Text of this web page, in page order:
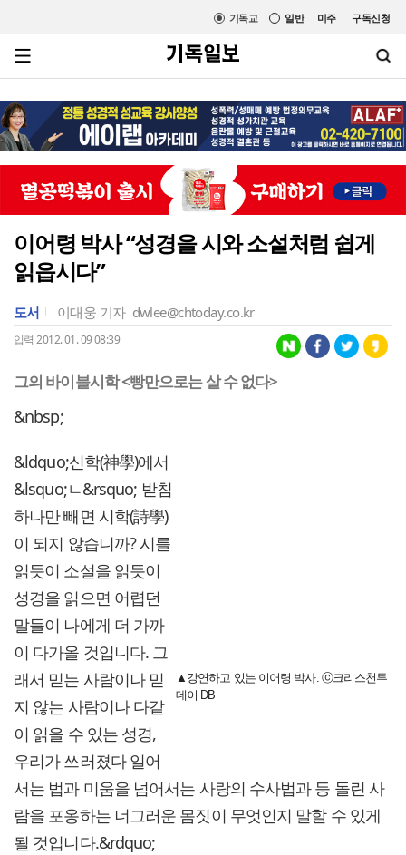
미주 구독신청
일반
기독교
이어령 박사 “성경을 시와 소설처럼 쉽게
읽읍시다”
도서 이대웅 기자 dwlee@chtoday.co.kr
입력 2012. 01. 09 08:39
그의 바이블시학 <빵만으로는 살 수 없다>
&nbsp;
▲강연하고 있는 이어령 박사. ⓒ크리스천투
데이 DB
&ldquo;신학(神學)에서
&lsquo;ㄴ&rsquo; 받침
하나만 빼면 시학(詩學)
이 되지 않습니까? 시를
읽듯이 소설을 읽듯이
성경을 읽으면 어렵던
말들이 나에게 더 가까
이 다가올 것입니다. 그
래서 믿는 사람이나 믿
지 않는 사람이나 다같
이 읽을 수 있는 성경,
우리가 쓰러졌다 일어
서는 법과 미움을 넘어서는 사랑의 수사법과 등 돌린 사
람을 포옹하는 너그러운 몸짓이 무엇인지 말할 수 있게
될 것입니다.&rdquo;